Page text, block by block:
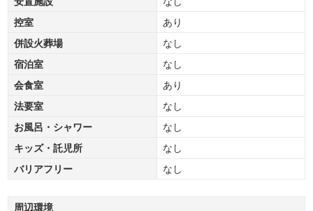
控室
あり
併設火葬場
なし
宿泊室
なし
会食室
あり
法要室
なし
お風呂・シャワー
なし
キッズ・託児所
なし
バリアフリー
なし
周辺環境